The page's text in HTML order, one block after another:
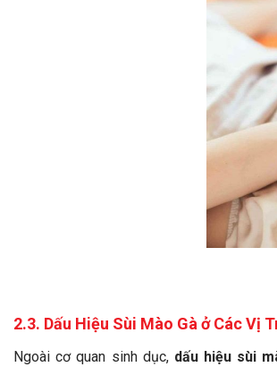
Dấu hiệu sùi
2.3. Dấu Hiệu Sùi Mào Gà ở Các Vị
Ngoài cơ quan sinh dục, dấu hiệu sùi